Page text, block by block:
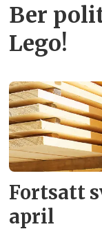
Ber
Lego!
Fortsatt
april